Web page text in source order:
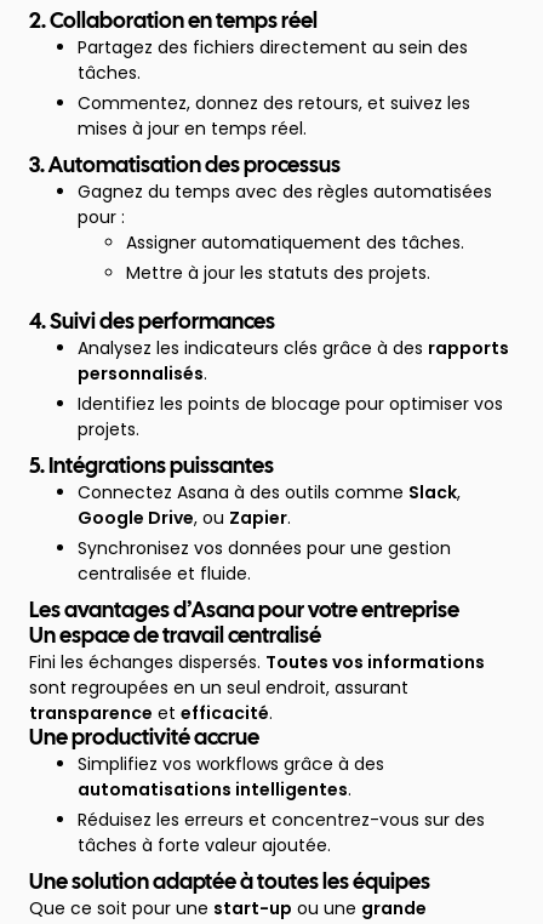
2. Collaboration en temps réel
Partagez des fichiers directement au sein des
tâches.
Commentez, donnez des retours, et suivez les
mises à jour en temps réel.
3. Automatisation des processus
Gagnez du temps avec des règles automatisées
pour :
Assigner automatiquement des tâches.
Mettre à jour les statuts des projets.
4. Suivi des performances
Analysez les indicateurs clés grâce à des rapports
personnalisés.
Identifiez les points de blocage pour optimiser vos
projets.
5. Intégrations puissantes
Connectez Asana à des outils comme Slack,
Google Drive, ou Zapier.
Synchronisez vos données pour une gestion
centralisée et fluide.
Les avantages d’Asana pour votre entreprise
Un espace de travail centralisé
Fini les échanges dispersés. Toutes vos informations
sont regroupées en un seul endroit, assurant
transparence et efficacité.
Une productivité accrue
Simplifiez vos workflows grâce à des
automatisations intelligentes.
Réduisez les erreurs et concentrez-vous sur des
tâches à forte valeur ajoutée.
Une solution adaptée à toutes les équipes
Que ce soit pour une start-up ou une grande